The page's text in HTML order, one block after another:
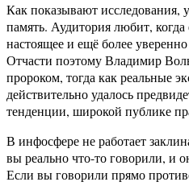
Как показывают исследования,
память. Аудитория любит,
настоящее и ещё более
Отчасти поэтому Владимир
пророком, тогда как реальные
действительно удалось
тенденции, широкой публике
В инфосфере не работает
вы реально что-то говорили, и
Если вы говорили прямо